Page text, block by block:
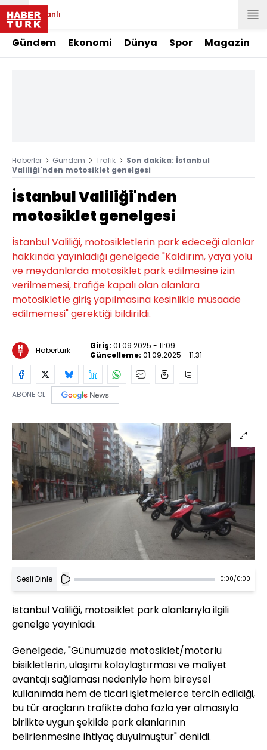
Canlı
Gündem Ekonomi Dünya Spor Magazin
Haberler Gündem Trafik
Son dakika: İstanbul
Valiliği'nden motosiklet genelgesi
İstanbul Valiliği'nden
motosiklet genelgesi
İstanbul Valiliği, motosikletlerin park edeceği alanlar
hakkında yayınladığı genelgede "Kaldırım, yaya yolu
ve meydanlarda motosiklet park edilmesine izin
verilmemesi, ­trafiğe kapalı olan alanlara
motosikletle giriş yapılmasına kesinlikle müsaade
edilmemesi" gerektiği bildirildi.
Habertürk Giriş: 01.09.2025 - 11:09
Güncelleme: 01.09.2025 - 11:31
ABONE OL
Sesli Dinle 0:00/0:00
İstanbul Valiliği, motosiklet park alanlarıyla ilgili
genelge yayınladı.
Genelgede, "Günümüzde motosiklet/motorlu
bisikletlerin, ulaşımı kolaylaştırması ve maliyet
avantajı sağlaması nedeniyle hem bireysel
kullanımda hem de ticari işletmelerce tercih edildiği,
bu tür araçların trafikte daha fazla yer almasıyla
birlikte uygun şekilde park alanlarının
belirlenmesine ihtiyaç duyulmuştur" denildi.